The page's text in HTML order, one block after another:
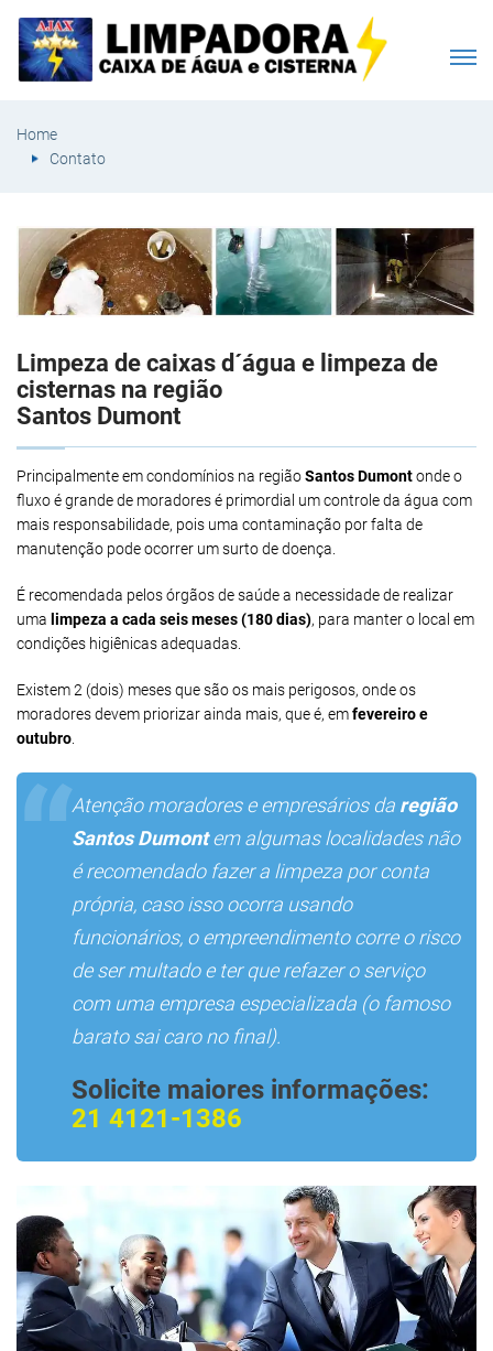
Home
Contato
Limpeza de caixas d´água e limpeza de
cisternas na região
Santos Dumont
Principalmente em condomínios na regiãoSantos Dumontonde o
fluxo é grande de moradores é primordial um controle da água com
mais responsabilidade, pois uma contaminação por falta de
manutenção pode ocorrer um surto de doença.
É recomendada pelos órgãos de saúde a necessidade de realizar
uma limpeza a cada seis meses (180 dias), para manter o local em
condições higiênicas adequadas.
Existem 2 (dois) meses que são os mais perigosos, onde os
moradores devem priorizar ainda mais, que é, emfevereiro e
outubro
Atenção moradores e empresários da região
Santos Dumontem algumas localidades não
é recomendado fazer a limpeza por conta
própria, caso isso ocorra usando
funcionários, o empreendimento corre o risco
de ser multado e ter que refazer o serviço
com uma empresa especializada (o famoso
barato sai caro no final).
Solicite maiores informações:
21 4121-1386